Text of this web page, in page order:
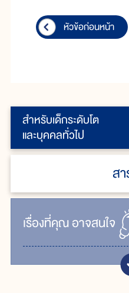
สำหรับเด็กระดับโต
และบุคคลทั่วไป
ส
เรื่ิองที่คุณอาจสนใจ
หัวข้อก่อนหน้า